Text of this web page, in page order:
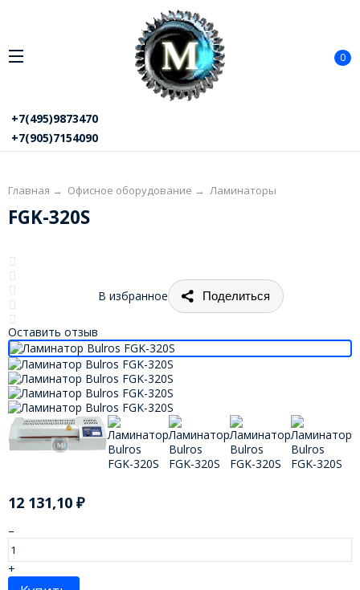
0
+7(495)9873470
+7(905)7154090
Главная → Офисное оборудование → Ламинаторы
FGK-320S
Оставить отзыв
В избранное Поделиться
12 131,10 ₽
–
+